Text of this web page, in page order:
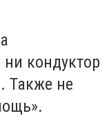
ни кондуктор
Также не